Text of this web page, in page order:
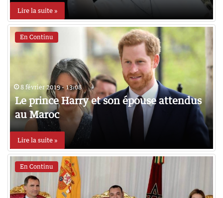
Lire la suite »
En Continu
8 février 2019 - 13:08
Le prince Harry et son épouse attendus
au Maroc
Lire la suite »
En Continu